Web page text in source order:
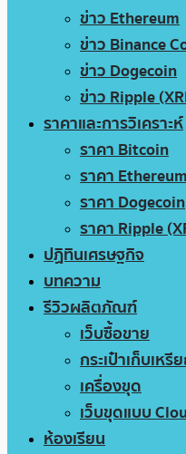
ข่าว Ethereum
ข่าว Binance
ข่าว Dogecoin
ข่าว Ripple
ราคาและการวิเคราะห์
ราคา Bitcoin
ราคา
ราคา Dogecoin
ราคา Ripple
ปฏิทินเศรษฐกิจ
บทความ
รีวิวผลิตภัณฑ์
เว็บซื้อขาย
กระเป๋าเก็บเหรี
เครื่องขุด
เว็บขุดแบบ
ห้องเรียน